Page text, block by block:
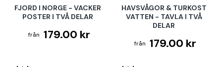
FJORD I NORGE - VACKER
POSTER I TVÅ DELAR
179.00 kr
HAVSVÅGOR & TURKOST
VATTEN - TAVLA I TVÅ
DELAR
179.00 kr